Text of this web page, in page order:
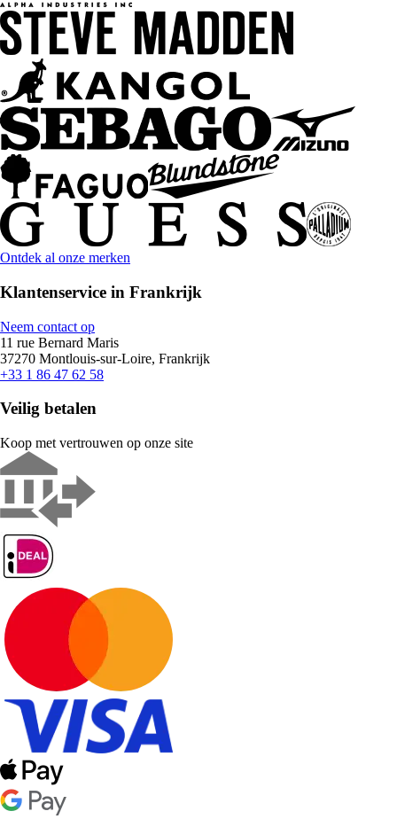
Ontdek al onze merken
Klantenservice in Frankrijk
Neem contact op
11 rue Bernard Maris
37270 Montlouis-sur-Loire, Frankrijk
+33 1 86 47 62 58
Veilig betalen
Koop met vertrouwen op onze site